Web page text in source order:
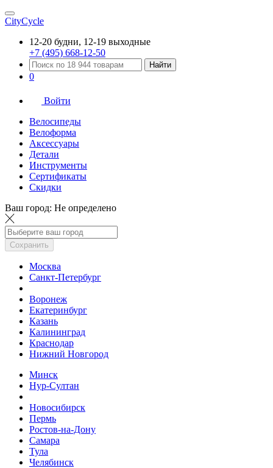
CityCycle
12-20 будни, 12-19 выходные
+7 (495) 668-12-50
Найти
0
Войти
Велосипеды
Велоформа
Аксессуары
Детали
Инструменты
Сертификаты
Скидки
Ваш город: Не определено
Сохранить
Москва
Санкт-Петербург
Воронеж
Екатеринбург
Казань
Калининград
Краснодар
Нижний Новгород
Минск
Нур-Султан
Новосибирск
Пермь
Ростов-на-Дону
Самара
Тула
Челябинск